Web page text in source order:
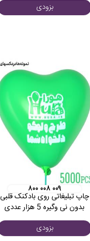
بزودی
۸۰۰ ۰۰۸ ۰۰۹
چاپ تبلیغاتی روی بادکنک قلبی
بدون نی وگیره 5 هزار عددی
بزودی